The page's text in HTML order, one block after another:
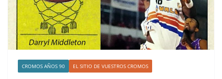
CROMOS AÑOS 90 EL SITIO DE VUESTROS CROMOS